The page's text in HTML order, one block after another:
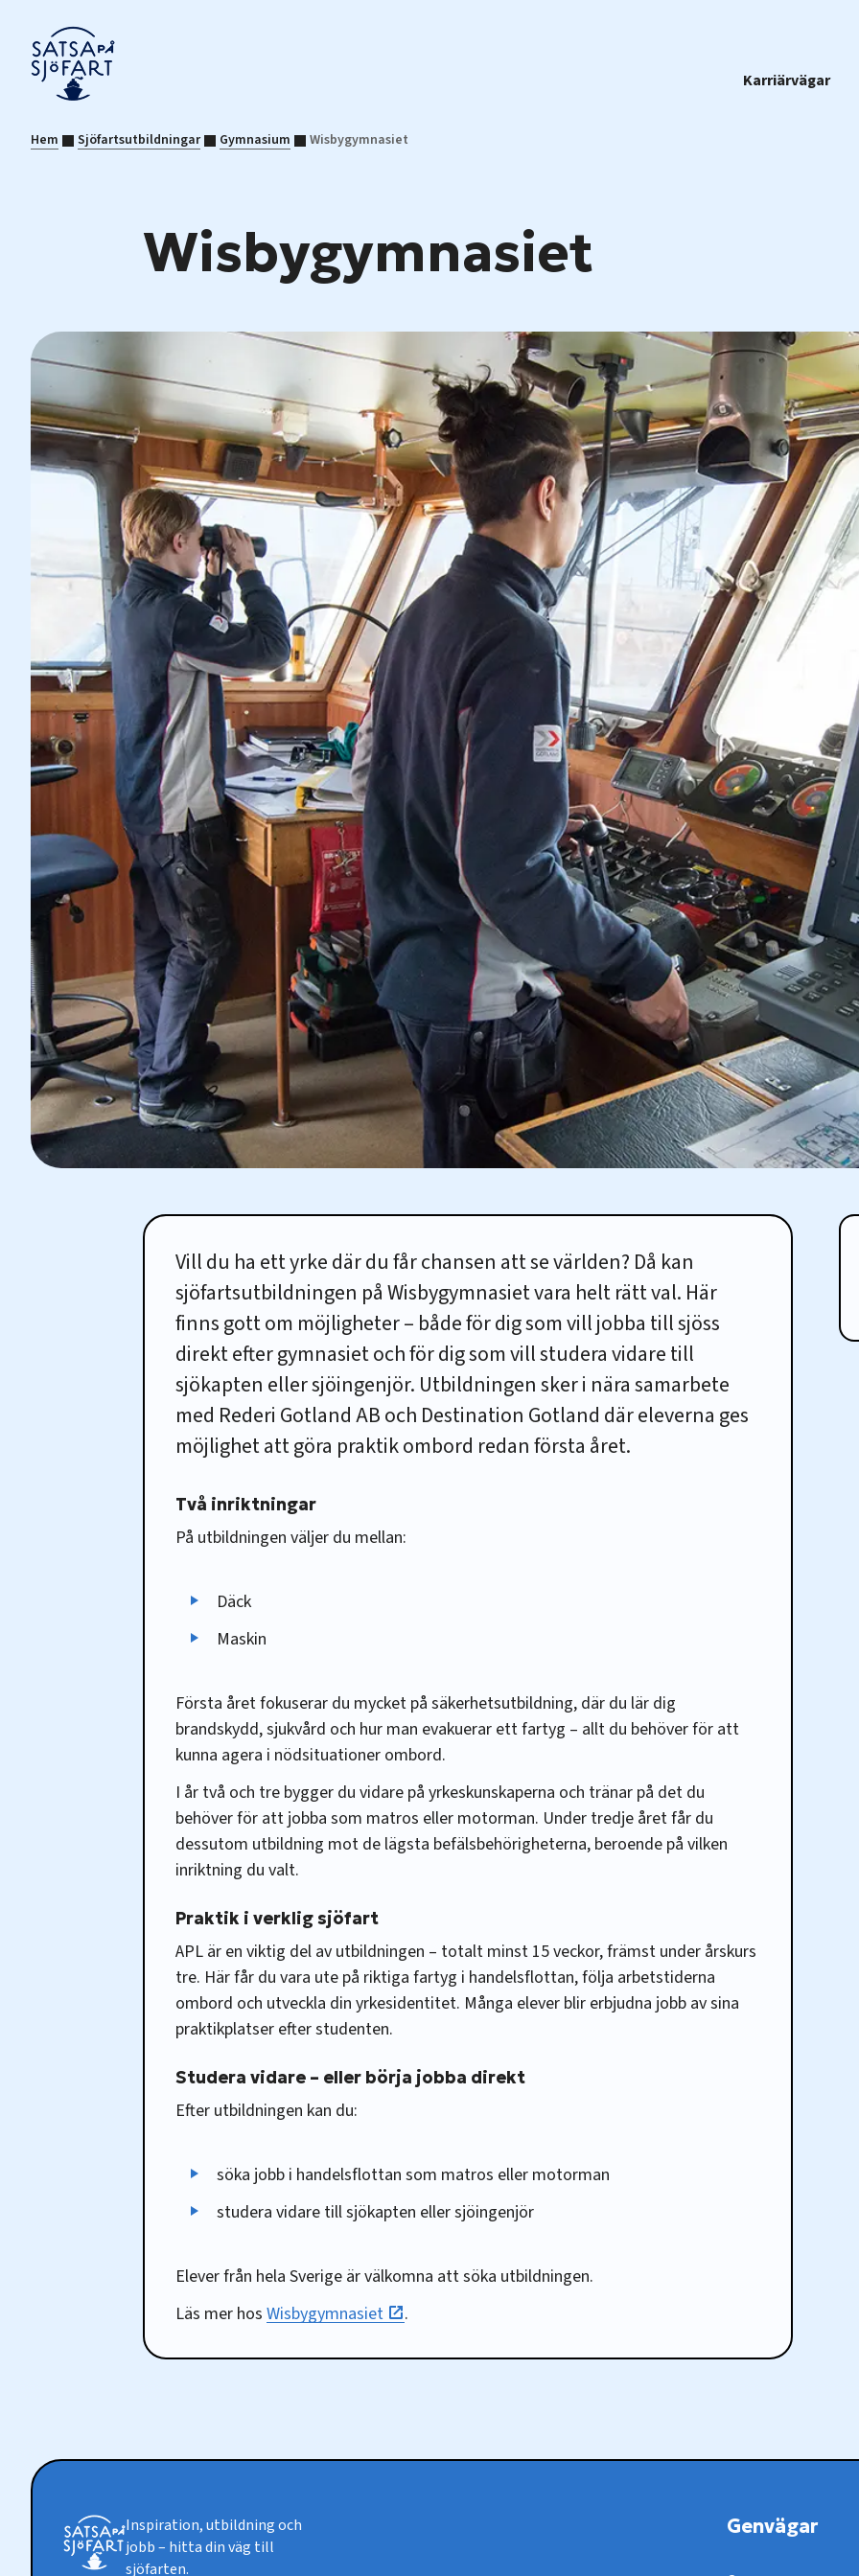
Karriärvägar
Hem Sjöfartsutbildningar Gymnasium Wisbygymnasiet
Wisbygymnasiet
Vill du ha ett yrke där du får chansen att se världen? Då kan
sjöfartsutbildningen på Wisbygymnasiet vara helt rätt val. Här
finns gott om möjligheter – både för dig som vill jobba till sjöss
direkt efter gymnasiet och för dig som vill studera vidare till
sjökapten eller sjöingenjör. Utbildningen sker i nära samarbete
med Rederi Gotland AB och Destination Gotland där eleverna ges
möjlighet att göra praktik ombord redan första året.
Två inriktningar
På utbildningen väljer du mellan:
Däck
Maskin
Första året fokuserar du mycket på säkerhetsutbildning, där du lär dig
brandskydd, sjukvård och hur man evakuerar ett fartyg – allt du behöver för att
kunna agera i nödsituationer ombord.
I år två och tre bygger du vidare på yrkeskunskaperna och tränar på det du
behöver för att jobba som matros eller motorman. Under tredje året får du
dessutom utbildning mot de lägsta befälsbehörigheterna, beroende på vilken
inriktning du valt.
Praktik i verklig sjöfart
APL är en viktig del av utbildningen – totalt minst 15 veckor, främst under årskurs
tre. Här får du vara ute på riktiga fartyg i handelsflottan, följa arbetstiderna
ombord och utveckla din yrkesidentitet. Många elever blir erbjudna jobb av sina
praktikplatser efter studenten.
Studera vidare – eller börja jobba direkt
Efter utbildningen kan du:
söka jobb i handelsflottan som matros eller motorman
studera vidare till sjökapten eller sjöingenjör
Elever från hela Sverige är välkomna att söka utbildningen.
Läs mer hos Wisbygymnasiet .
Inspiration, utbildning och
jobb – hitta din väg till
sjöfarten.
Genvägar